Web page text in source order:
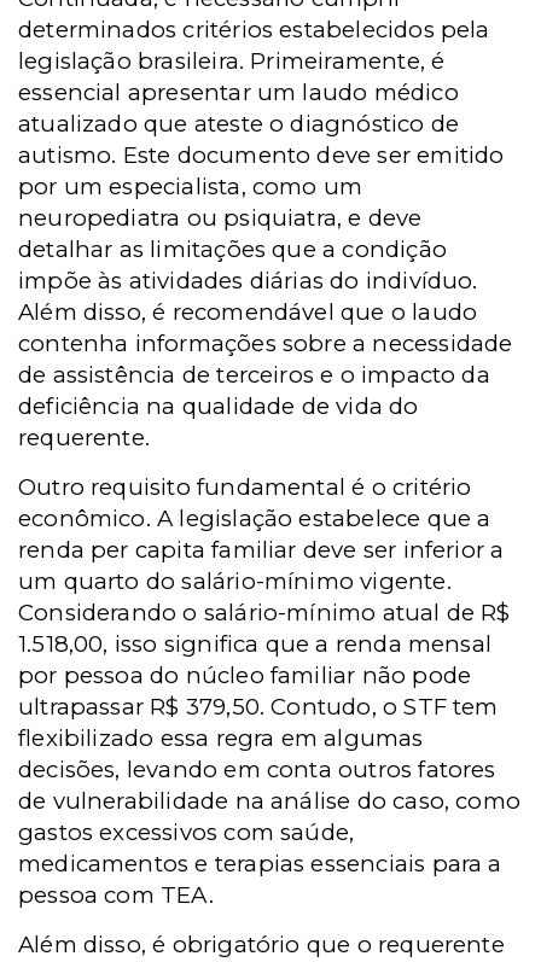
determinados critérios estabelecidos pela
legislação brasileira. Primeiramente, é
essencial apresentar um laudo médico
atualizado que ateste o diagnóstico de
autismo. Este documento deve ser emitido
por um especialista, como um
neuropediatra ou psiquiatra, e deve
detalhar as limitações que a condição
impõe às atividades diárias do indivíduo.
Além disso, é recomendável que o laudo
contenha informações sobre a necessidade
de assistência de terceiros e o impacto da
deficiência na qualidade de vida do
requerente.
Outro requisito fundamental é o critério
econômico. A legislação estabelece que a
renda per capita familiar deve ser inferior a
um quarto do salário-mínimo vigente.
Considerando o salário-mínimo atual de R$
1.518,00, isso significa que a renda mensal
por pessoa do núcleo familiar não pode
ultrapassar R$ 379,50. Contudo, o STF tem
flexibilizado essa regra em algumas
decisões, levando em conta outros fatores
de vulnerabilidade na análise do caso, como
gastos excessivos com saúde,
medicamentos e terapias essenciais para a
pessoa com TEA.
Além disso, é obrigatório que o requerente